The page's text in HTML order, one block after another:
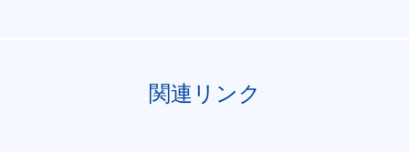
関連リンク